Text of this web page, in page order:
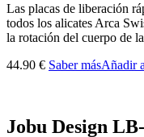
Las placas de liberación
todos los alicates Arca
la rotación del cuerpo de
44.90 € Saber másAñadir
Jobu Design